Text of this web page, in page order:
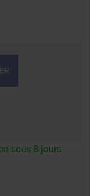
sous 8 jours